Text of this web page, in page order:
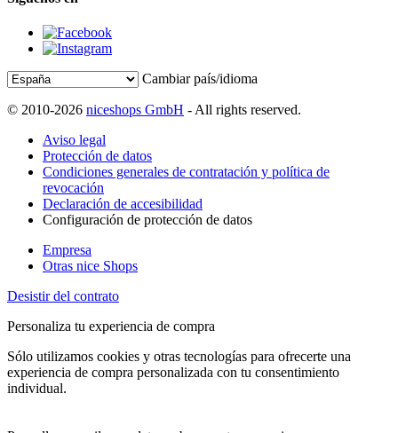
Cambiar país/idioma
© 2010-2026 niceshops GmbH - All rights reserved.
Aviso legal
Protección de datos
Condiciones generales de contratación y política de
revocación
Declaración de accesibilidad
Configuración de protección de datos
Empresa
Otras nice Shops
Desistir del contrato
Personaliza tu experiencia de compra
Sólo utilizamos cookies y otras tecnologías para ofrecerte una
experiencia de compra personalizada con tu consentimiento
individual.